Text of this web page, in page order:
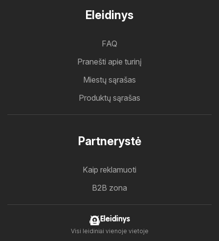
Eleidinys
FAQ
Pranešti apie turinį
Miestų sąrašas
Produktų sąrašas
Partnerystė
Kaip reklamuoti
B2B zona
Eleidinys
Visi leidiniai vienoje vietoje